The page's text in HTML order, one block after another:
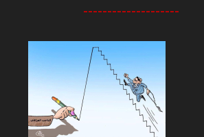
--------------------